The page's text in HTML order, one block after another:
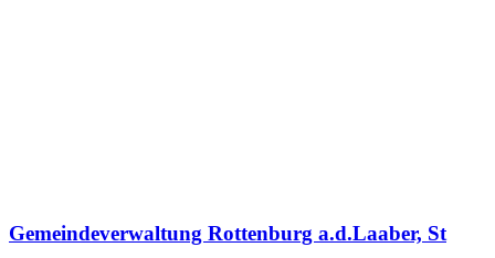
Gemeindeverwaltung Rottenburg a.d.Laaber, St